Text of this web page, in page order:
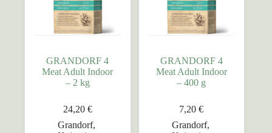
GRANDORF 4
Meat Adult Indoor
– 2 kg
24,20 €
Grandorf,
GRANDORF 4
Meat Adult Indoor
– 400 g
7,20€
Grandorf,